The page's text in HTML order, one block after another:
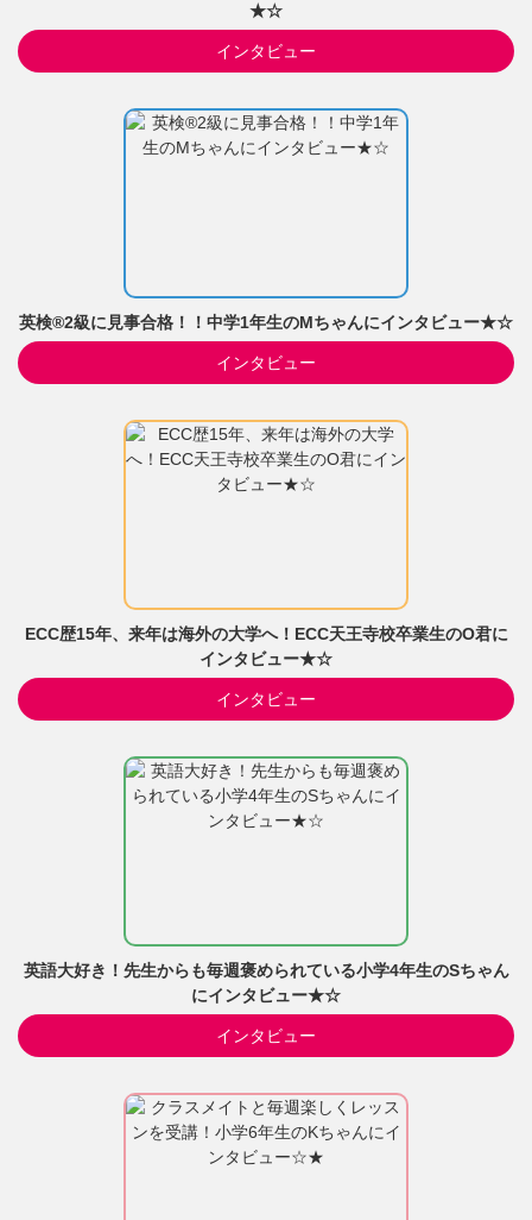
★☆
インタビュー
英検®2級に見事合格！！中学1年生のMちゃんにインタビュー★☆
インタビュー
ECC歴15年、来年は海外の大学へ！ECC天王寺校卒業生のO君に
インタビュー★☆
インタビュー
英語大好き！先生からも毎週褒められている小学4年生のSちゃん
にインタビュー★☆
インタビュー